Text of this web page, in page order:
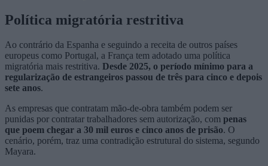
Política migratória restritiva
Ao contrário da Espanha e seguindo a receita de outros países
europeus como Portugal, a França tem adotado uma política
migratória mais restritiva. Desde 2025, o período mínimo para a
regularização de estrangeiros passou de três para cinco e depois
sete anos.
As empresas que contratam mão-de-obra também podem ser
punidas por contratar trabalhadores sem autorização, com penas
que poem chegar a 30 mil euros e cinco anos de prisão. O
cenário, porém, traz uma contradição estrutural do sistema, segundo
Mayara.